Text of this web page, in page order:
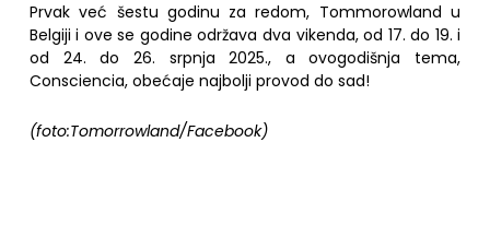
Prvak već šestu godinu za redom, Tommorowland u
Belgiji i ove se godine održava dva vikenda, od 17. do 19. i
od 24. do 26. srpnja 2025., a ovogodišnja tema,
Consciencia, obećaje najbolji provod do sad!
(foto:Tomorrowland/Facebook)